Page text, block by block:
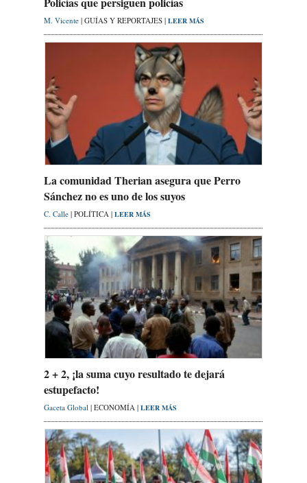
M. Vicente | GUÍAS Y REPORTAJES | LEER MÁS
La comunidad Therian asegura que Perro
Sánchez no es uno de los suyos
C. Calle | POLÍTICA | LEER MÁS
2 + 2, ¡la suma cuyo resultado te dejará
estupefacto!
Gaceta Global | ECONOMÍA | LEER MÁS